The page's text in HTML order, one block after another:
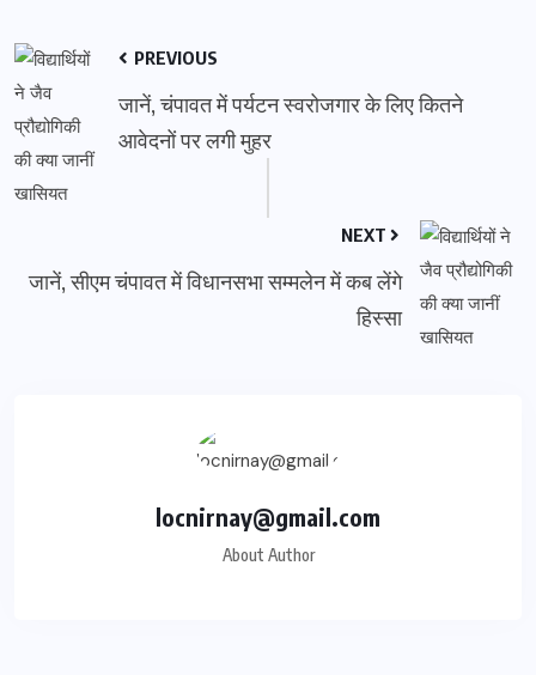
PREVIOUS
जानें, चंपावत में पर्यटन स्वरोजगार के लिए कितने
आवेदनों पर लगी मुहर
NEXT
जानें, सीएम चंपावत में विधानसभा सम्मलेन में कब लेंगे
हिस्सा
locnirnay@gmail.com
About Author